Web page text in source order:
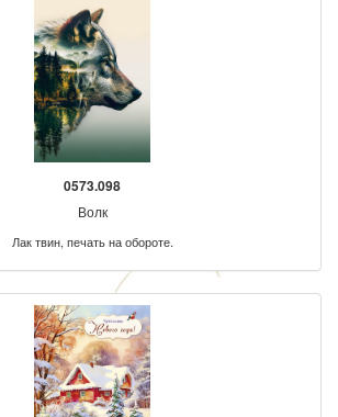
0573.098
Волк
Лак твин, печать на обороте.